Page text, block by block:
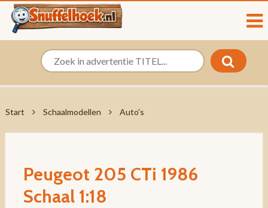
Start Schaalmodellen Auto's
Peugeot 205 CTi 1986
Schaal 1:18